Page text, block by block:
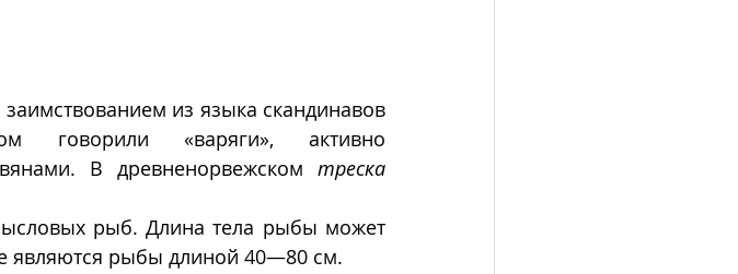
заимствованием из языка скандинавов
говорили «варяги», активно
В древненорвежском треска
рыб. Длина тела рыбы может
являются рыбы длиной 40—80 см.